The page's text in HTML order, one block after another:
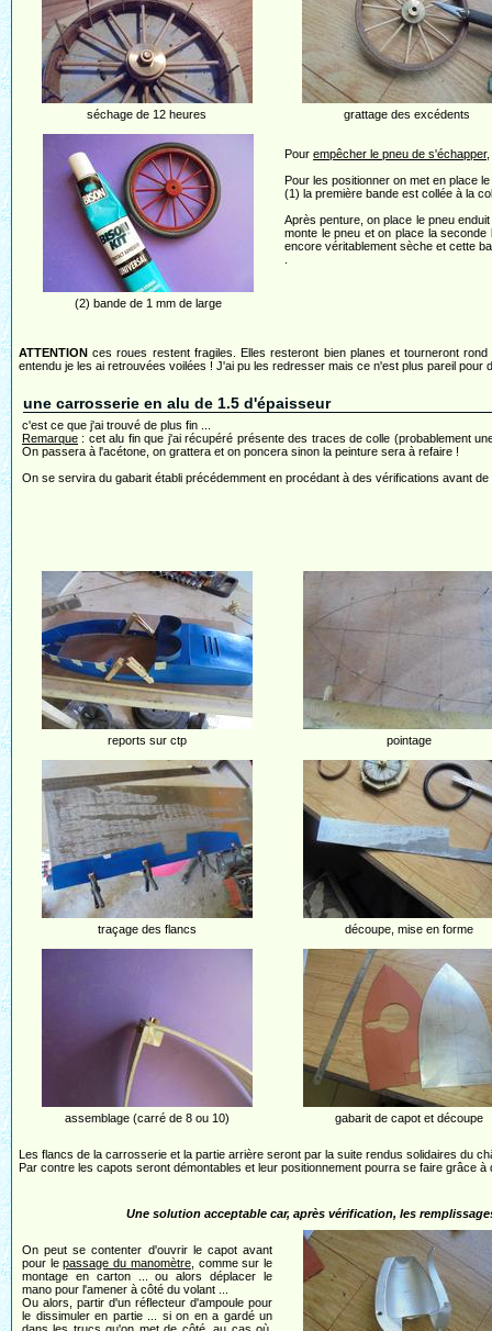
séchage de 12 heures grattage des excédents
(2) bande de 1 mm de large
Pour empêcher le pneu de s'échapper,
Pour les positionner on met en place
(1) la première bande est collée à la
Après penture, on place le pneu
monte le pneu et on place la
encore véritablement sèche et cette
ATTENTION ces roues restent fragiles. Elles resteront bien planes et tourneront
entendu je les ai retrouvées voilées ! J'ai pu les redresser mais ce n'est plus pareil
une carrosserie en alu de 1.5 d'épaisseur
c'est ce que j'ai trouvé de plus fin ...
Remarque : cet alu fin que j'ai récupéré présente des traces de colle (probablement
On passera à l'acétone, on grattera et on poncera sinon la peinture sera à refaire !
On se servira du gabarit établi précédemment en procédant à des vérifications avant
reports sur ctp pointage
traçage des flancs découpe, mise en forme
assemblage (carré de 8 ou 10) gabarit de capot et découpe
Les flancs de la carrosserie et la partie arrière seront par la suite rendus solidaires du
Par contre les capots seront démontables et leur positionnement pourra se faire grâce
Une solution acceptable car, après vérification, les
On peut se contenter d'ouvrir le capot avant
pour lepassage du manomètre, comme sur le
montage en carton ... ou alors déplacer le
mano pour l'amener à côté du volant ...
Ou alors, partir d'un réflecteur d'ampoule pour
le dissimuler en partie ... si on en a gardé un